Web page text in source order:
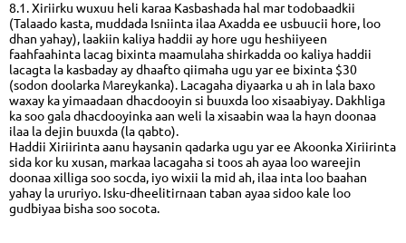
8.1. Xiriirku wuxuu heli karaa Kasbashada hal mar todobaadkii
(Talaado kasta, muddada Isniinta ilaa Axadda ee usbuucii hore, loo
dhan yahay), laakiin kaliya haddii ay hore ugu heshiiyeen
faahfaahinta lacag bixinta maamulaha shirkadda oo kaliya haddii
lacagta la kasbaday ay dhaafto qiimaha ugu yar ee bixinta $30
(sodon doolarka Mareykanka). Lacagaha diyaarka u ah in lala baxo
waxay ka yimaadaan dhacdooyin si buuxda loo xisaabiyay. Dakhliga
ka soo gala dhacdooyinka aan weli la xisaabin waa la hayn doonaa
ilaa la dejin buuxda (la qabto).
Haddii Xiriirinta aanu haysanin qadarka ugu yar ee Akoonka Xiriirinta
sida kor ku xusan, markaa lacagaha si toos ah ayaa loo wareejin
doonaa xilliga soo socda, iyo wixii la mid ah, ilaa inta loo baahan
yahay la ururiyo. Isku-dheelitirnaan taban ayaa sidoo kale loo
gudbiyaa bisha soo socota.